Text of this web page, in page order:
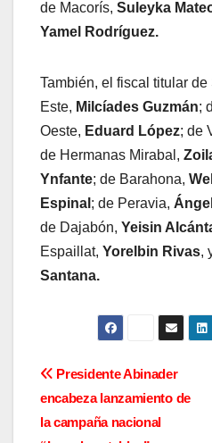
de Macorís, Suleyka
Yamel Rodríguez.
También, el fiscal titular
Este, Milcíades Guzmán;
Oeste, Eduard López; de
de Hermanas Mirabal,
Ynfante; de Barahona,
Espinal ; de Peravia,
de Dajabón, Yeisin
Espaillat, Yorelbin Rivas,
Santana.
Navegación
de
Presidente Abinader
encabeza lanzamiento de
la campaña nacional